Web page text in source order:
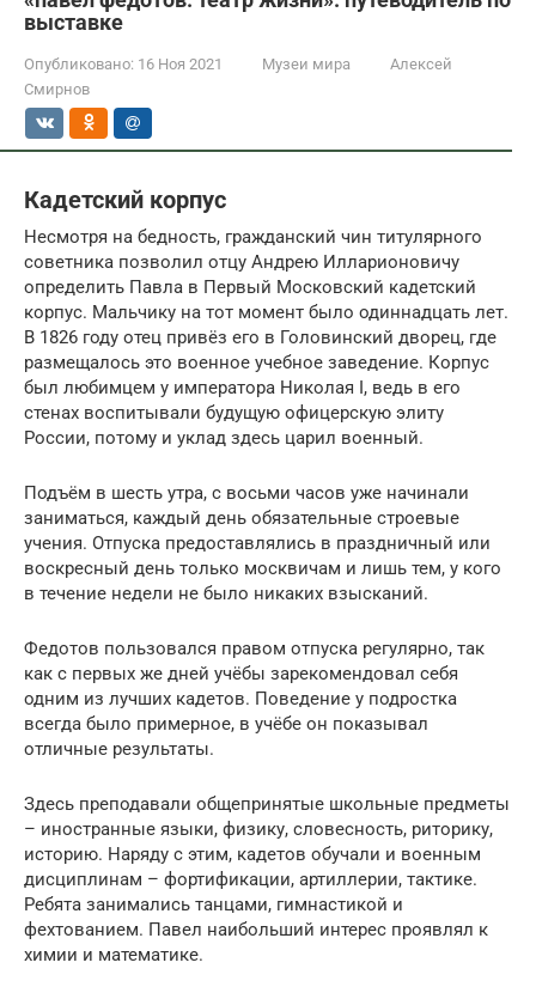
выставке
Опубликовано: 16 Ноя 2021 Музеи мира
Алексей
Смирнов
Кадетский корпус
Несмотря на бедность, гражданский чин титулярного
советника позволил отцу Андрею Илларионовичу
определить Павла в Первый Московский кадетский
корпус. Мальчику на тот момент было одиннадцать лет.
В 1826 году отец привёз его в Головинский дворец, где
размещалось это военное учебное заведение. Корпус
был любимцем у императора Николая I, ведь в его
стенах воспитывали будущую офицерскую элиту
России, потому и уклад здесь царил военный.
Подъём в шесть утра, с восьми часов уже начинали
заниматься, каждый день обязательные строевые
учения. Отпуска предоставлялись в праздничный или
воскресный день только москвичам и лишь тем, у кого
в течение недели не было никаких взысканий.
Федотов пользовался правом отпуска регулярно, так
как с первых же дней учёбы зарекомендовал себя
одним из лучших кадетов. Поведение у подростка
всегда было примерное, в учёбе он показывал
отличные результаты.
Здесь преподавали общепринятые школьные предметы
– иностранные языки, физику, словесность, риторику,
историю. Наряду с этим, кадетов обучали и военным
дисциплинам – фортификации, артиллерии, тактике.
Ребята занимались танцами, гимнастикой и
фехтованием. Павел наибольший интерес проявлял к
химии и математике.